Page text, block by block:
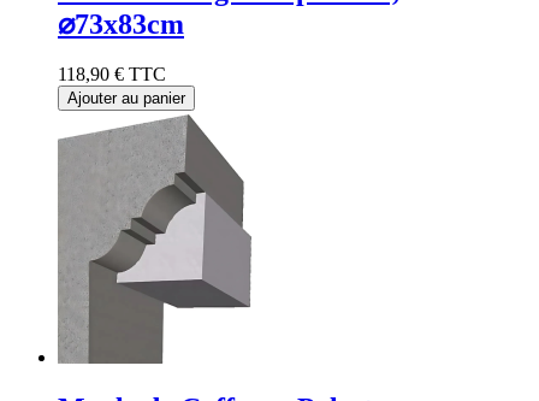
⌀73x83cm
118,90 € TTC
Ajouter au panier